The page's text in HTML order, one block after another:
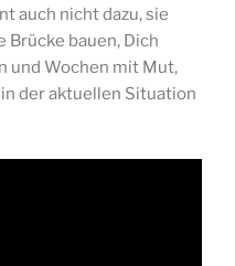
auch nicht dazu, sie
Brücke bauen, Dich
und Wochen mit Mut,
der aktuellen Situation